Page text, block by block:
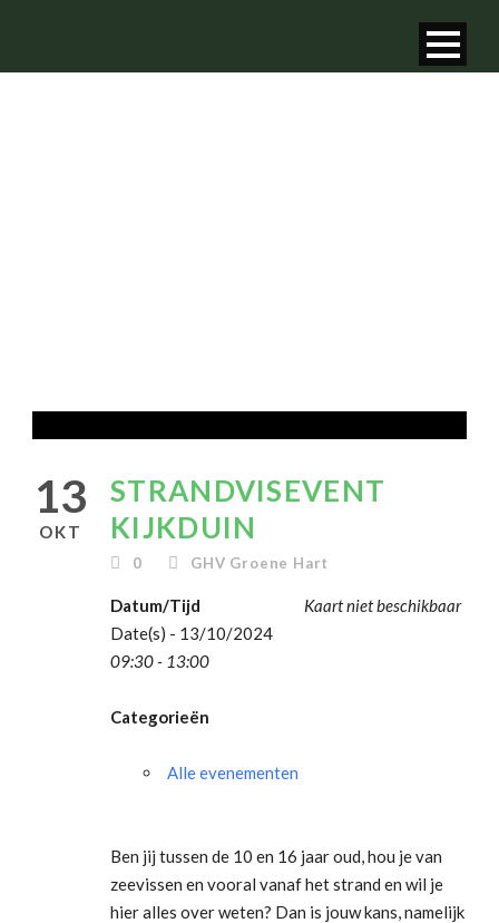
13
OKT
STRANDVISEVENT
KIJKDUIN
0 GHV Groene Hart
Kaart niet beschikbaar
Datum/Tijd
Date(s) - 13/10/2024
09:30 - 13:00
Categorieën
Alle evenementen
Ben jij tussen de 10 en 16 jaar oud, hou je van
zeevissen en vooral vanaf het strand en wil je
hier alles over weten? Dan is jouw kans, namelijk